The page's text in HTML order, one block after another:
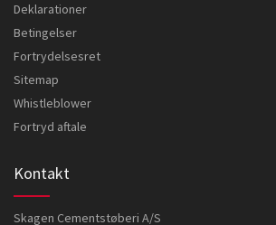
Deklarationer
Betingelser
Fortrydelsesret
Sitemap
Whistleblower
Fortryd aftale
Kontakt
Skagen Cementstøberi A/S